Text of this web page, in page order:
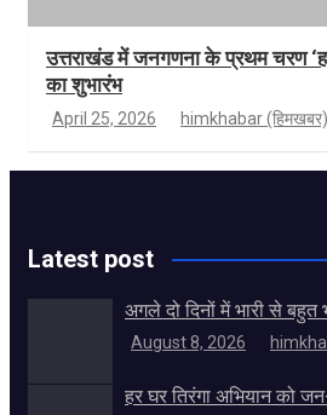
उत्तराखंड में जनगणना के प्रथम चरण
का शुभारंभ
April 25, 2026 himkhabar (हिमखबर)
Latest post
अगले दो दिनों में भारी से बहुत
August 8, 2026
हर घर तिरंगा अभियान को